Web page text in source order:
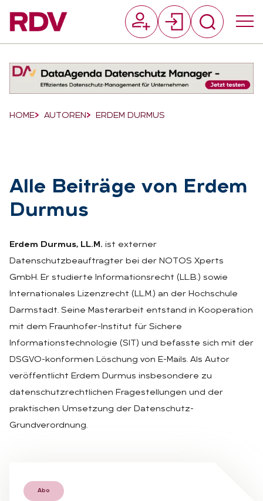
Breadcrumb-Navigation
HOME AUTOREN ERDEM DURMUS
Alle Bei­trä­ge von Er­dem
Dur­mus
Erdem Durmus, LL.M. ist externer
Datenschutzbeauftragter bei der NOTOS Xperts
GmbH. Er studierte Informationsrecht (LL.B.) sowie
Internationales Lizenzrecht (LL.M.) an der Hochschule
Darmstadt. Seine Masterarbeit entstand in Kooperation
mit dem Fraunhofer-Institut für Sichere
Informationstechnologie (SIT) und befasste sich mit der
DSGVO-konformen Löschung von E-Mails. Als Autor
veröffentlicht Erdem Durmus insbesondere zu
datenschutzrechtlichen Fragestellungen und der
praktischen Umsetzung der Datenschutz-
Grundverordnung.
Abo